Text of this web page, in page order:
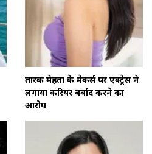
तारक मेहता के मेकर्स पर एक्ट्रेस ने
लगाया करियर बर्बाद करने का
आरोप